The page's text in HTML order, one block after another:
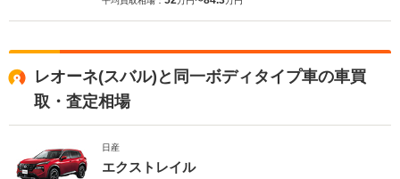
レオーネ(スバル)と同一ボディタイプ車の車買
取・査定相場
日産
エクストレイル